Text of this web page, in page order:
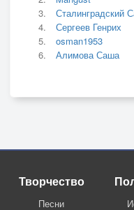
Сталинградский
Сергеев Генрих
osman1953
Алимова Саша
Творчество
Песни